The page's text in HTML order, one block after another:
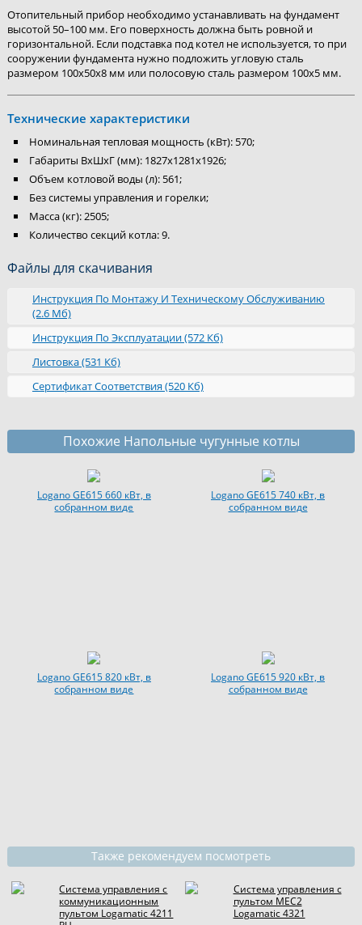
Отопительный прибор необходимо устанавливать на фундамент
высотой 50–100 мм. Его поверхность должна быть ровной и
горизонтальной. Если подставка под котел не используется, то при
сооружении фундамента нужно подложить угловую сталь
размером 100x50x8 мм или полосовую сталь размером 100x5 мм.
Технические характеристики
Номинальная тепловая мощность (кВт): 570;
Габариты ВхШхГ (мм): 1827х1281х1926;
Объем котловой воды (л): 561;
Без системы управления и горелки;
Масса (кг): 2505;
Количество секций котла: 9.
Файлы для скачивания
Инструкция По Монтажу И Техническому Обслуживанию
(2.6 Мб)
Инструкция По Эксплуатации (572 Кб)
Листовка (531 Кб)
Сертификат Соответствия (520 Кб)
Похожие Напольные чугунные котлы
Logano GE615 660 кВт, в
собранном виде
Logano GE615 740 кВт, в
собранном виде
Logano GE615 820 кВт, в
собранном виде
Logano GE615 920 кВт, в
собранном виде
Также рекомендуем посмотреть
Система управления с
коммуникационным
пультом Logamatic 4211
Система управления с
пультом MEC2
Logamatic 4321